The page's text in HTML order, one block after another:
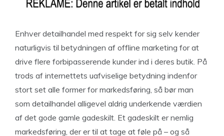
Enhver detailhandel med respekt for sig selv kender
naturligvis til betydningen af offline marketing for at
drive flere forbipasserende kunder ind i deres butik. På
trods af internettets uafviselige betydning indenfor
stort set alle former for markedsføring, så bør man
som detailhandel alligevel aldrig underkende værdien
af det gode gamle gadeskilt. Et gadeskilt er nemlig
markedsføring, der er til at tage at føle på – og så